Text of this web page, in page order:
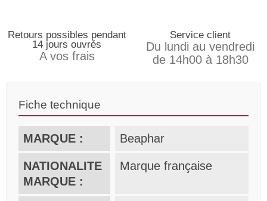
Retours possibles pendant
14 jours ouvrés
A vos frais
Service client
Du lundi au vendredi
de 14h00 à 18h30
Fiche technique
MARQUE : Beaphar
NATIONALITE
MARQUE :
Marque française